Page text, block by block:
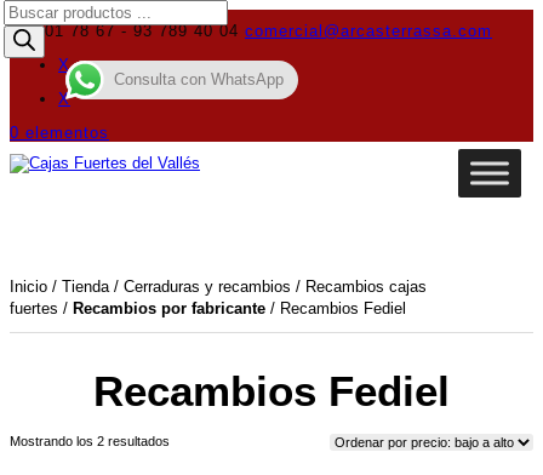
619 01 78 67 - 93 789 40 04 comercial@arcasterrassa.com
X
X
0 elementos
Búsqueda
de
productos
Inicio / Tienda/ Cerraduras y recambios / Recambios cajas
fuertes / Recambios por fabricante / Recambios Fediel
Recambios Fediel
Mostrando los 2 resultados
Consulta con WhatsApp